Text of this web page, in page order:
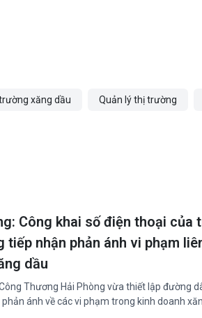
xăng dầu Quản lý thị trường
Công khai số điện thoại của
tiếp nhận phản ánh vi phạm
dầu
Thương Hải Phòng vừa thiết lập đường
ánh về các vi phạm trong kinh doanh